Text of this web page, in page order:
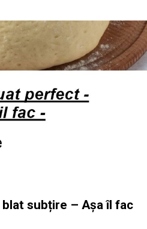
subțire – Așa îl fac